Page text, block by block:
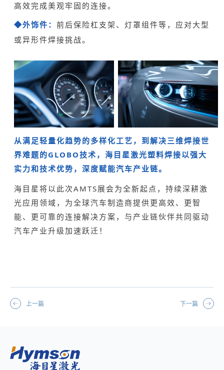
高效完成美观牢固的连接。
◆外饰件： 前后保险杠支架、灯罩组件等，应对大型
或异形件焊接挑战。
从满足轻量化趋势的多样化工艺，到解决三维焊接世
界难题的GLOBO技术，海目星激光塑料焊接以强大
实力和技术优势，深度赋能汽车产业链。
海目星将以此次AMTS展会为全新起点，持续深耕激
光应用领域，为全球汽车制造商提供更高效、更智
能、更可靠的连接解决方案，与产业链伙伴共同驱动
汽车产业升级加速跃迁！
上一篇 下一篇